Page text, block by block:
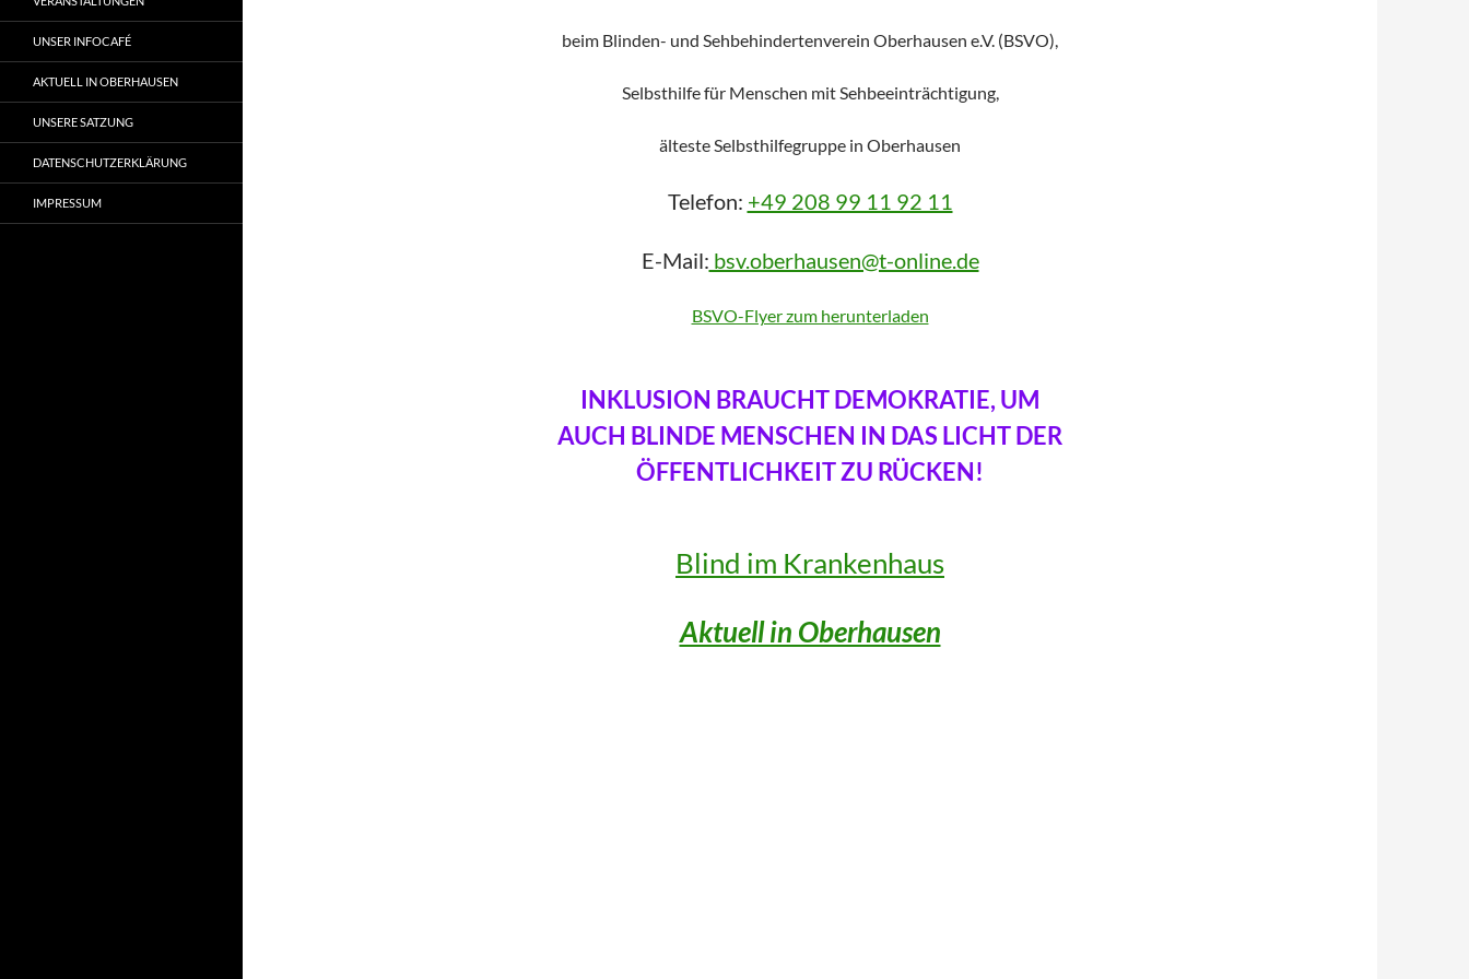
beim Blinden- und Sehbehindertenverein Oberhausen e.V. (BSVO),
Selbsthilfe für Menschen mit Sehbeeinträchtigung,
älteste Selbsthilfegruppe in Oberhausen
Telefon: +49 208 99 11 92 11
E-Mail: bsv.oberhausen@t-online.de
BSVO-Flyer zum herunterladen
INKLUSION BRAUCHT DEMOKRATIE, UM
AUCH BLINDE MENSCHEN IN DAS LICHT DER
ÖFFENTLICHKEIT ZU RÜCKEN!
Blind im Krankenhaus
Aktuell in Oberhausen
UNSER INFOCAFÉ
AKTUELL IN OBERHAUSEN
UNSERE SATZUNG
DATENSCHUTZERKLÄRUNG
IMPRESSUM